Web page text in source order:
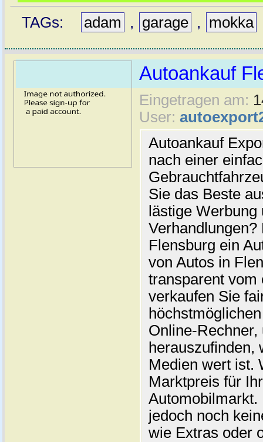
TAGs:
adam , garage , mokka
Autoankauf
Eingetragen am:
User:
Autoankauf
nach einer
Sie das Beste
lästige
Flensburg ein
von Autos in
transparent vom
verkaufen Sie
Online-
herauszufinden,
Medien wert ist.
Marktpreis für
jedoch noch
wie Extras oder